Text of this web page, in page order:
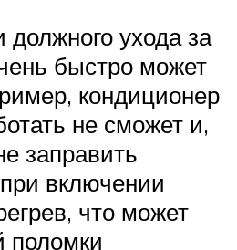
должного ухода за
быстро может
кондиционер
не сможет и,
заправить
включении
что может
поломки